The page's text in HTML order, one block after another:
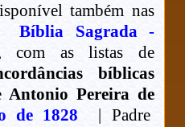
também nas
Bíblia Sagrada -
com as listas de
bíblicas
Antonio Pereira de
de 1828 | Padre